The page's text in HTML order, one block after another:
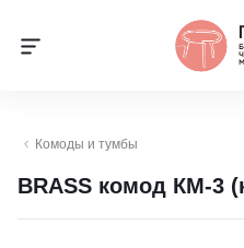
Комоды и тумбы
BRASS комод КМ-3